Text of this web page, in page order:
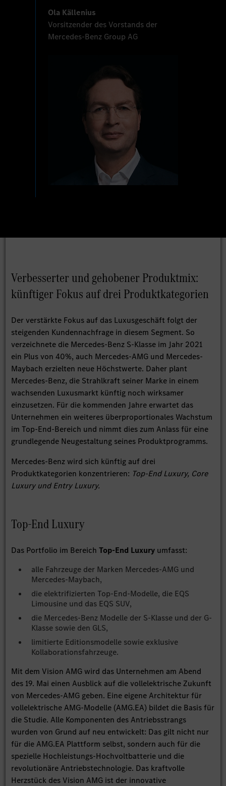
Ola Källenius
Vorsitzender des Vorstands der
Mercedes-Benz Group AG
Verbesserter und gehobener Produktmix:
künftiger Fokus auf drei Produktkategorien
Der verstärkte Fokus auf das Luxusgeschäft folgt der
steigenden Kundennachfrage in diesem Segment. So
verzeichnete die Mercedes-Benz S-Klasse im Jahr 2021
ein Plus von 40%, auch Mercedes-AMG und Mercedes-
Maybach erzielten neue Höchstwerte. Daher plant
Mercedes-Benz, die Strahlkraft seiner Marke in einem
wachsenden Luxusmarkt künftig noch wirksamer
einzusetzen. Für die kommenden Jahre erwartet das
Unternehmen ein weiteres überproportionales Wachstum
im Top-End-Bereich und nimmt dies zum Anlass für eine
grundlegende Neugestaltung seines Produktprogramms.
Mercedes-Benz wird sich künftig auf drei
Produktkategorien konzentrieren: Top-End Luxury, Core
Luxury und Entry Luxury.
Top-End Luxury
Das Portfolio im BereichTop-End Luxury umfasst:
alle Fahrzeuge der Marken Mercedes-AMG und
Mercedes-Maybach,
die elektrifizierten Top-End-Modelle, die EQS
Limousine und das EQS SUV,
die Mercedes-Benz Modelle der S-Klasse und der G-
Klasse sowie den GLS,
limitierte Editionsmodelle sowie exklusive
Kollaborationsfahrzeuge.
Mit dem Vision AMG wird das Unternehmen am Abend
des 19. Mai einen Ausblick auf die vollelektrische Zukunft
von Mercedes-AMG geben. Eine eigene Architektur für
vollelektrische AMG-Modelle (AMG.EA) bildet die Basis für
die Studie. Alle Komponenten des Antriebsstrangs
wurden von Grund auf neu entwickelt: Das gilt nicht nur
für die AMG.EA Plattform selbst, sondern auch für die
spezielle Hochleistungs-Hochvoltbatterie und die
revolutionäre Antriebstechnologie. Das kraftvolle
Herzstück des Vision AMG ist der innovative